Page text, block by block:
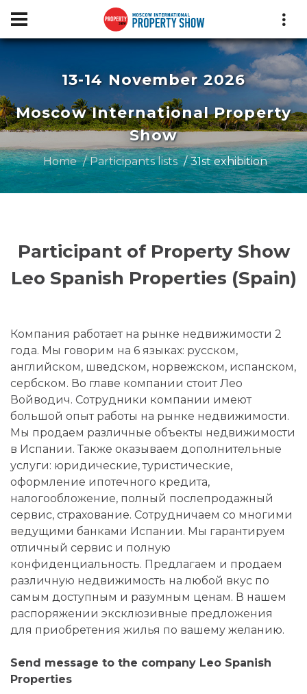
13-14 November 2026
Moscow International Property
Show
Home Participants lists 31st exhibition
Participant of Property Show
Leo Spanish Properties (Spain)
Компания работает на рынке недвижимости 2
года. Мы говорим на 6 языках: русском,
английском, шведском, норвежском, испанском,
сербском. Во главе компании стоит Лео
Войводич. Сотрудники компании имеют
большой опыт работы на рынке недвижимости.
Мы продаем различные объекты недвижимости
в Испании. Также оказываем дополнительные
услуги: юридические, туристические,
оформление ипотечного кредита,
налогообложение, полный послепродажный
сервис, страхование. Сотрудничаем со многими
ведущими банками Испании. Мы гарантируем
отличный сервис и полную
конфиденциальность. Предлагаем и продаем
различную недвижимость на любой вкус по
самым доступным и разумным ценам. В нашем
распоряжении эксклюзивные предложения
для приобретения жилья по вашему желанию.
Send message to the company Leo Spanish
Properties